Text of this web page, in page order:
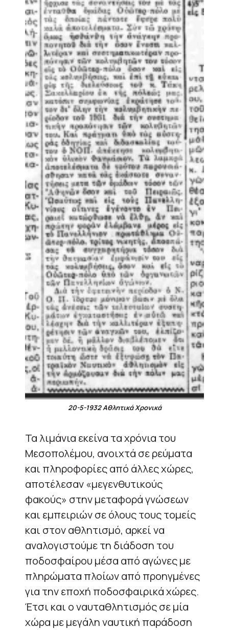
20-5-1932 Αθλητικά Χρονικά
Τα λιμάνια εκείνα τα χρόνια του
Μεσοπολέμου, ανοιχτά σε ρεύματα
και πληροφορίες από άλλες χώρες,
αποτέλεσαν «μεγενθυτικούς
φακούς» στην μεταφορά γνώσεων
και εμπειριών σε όλους τους τομείς
και στον αθλητισμό, αρκεί να
αναλογιστούμε τη διάδοση του
ποδοσφαίρου μέσα από αγώνες με
πληρώματα πλοίων από προηγμένες
για την εποχή ποδοσφαιρικά χώρες.
Έτσι και ο ναυταθλητισμός σε μία
χώρα με μεγάλη ναυτική παράδοση